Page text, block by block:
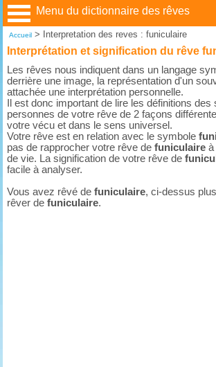
Menu du dictionnaire des rêves
Accueil> Interpretation des reves : funiculaire
Interprétation et signification du rêve
Les rêves nous indiquent dans un langage
derrière une image, la représentation d'un
attachée une interprétation personnelle.
Il est donc important de lire les définitions des
personnes de votre rêve de 2 façons
votre vécu et dans le sens universel.
Votre rêve est en relation avec le symbole
pas de rapprocher votre rêve defuniculaire à
de vie. La signification de votre rêve de
facile à analyser.
Vous avez rêvé defuniculaire, ci-dessus
rêver defuniculaire.